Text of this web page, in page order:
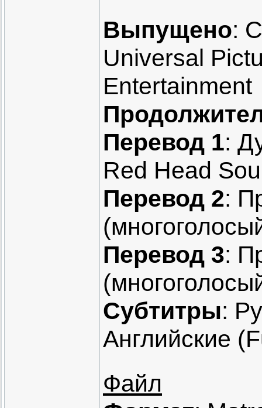
Выпущено:
Universal
Entertainment
Перевод 1:
Red Head
Перевод 2:
Перевод 3:
Субтитры:
Английские
Файл